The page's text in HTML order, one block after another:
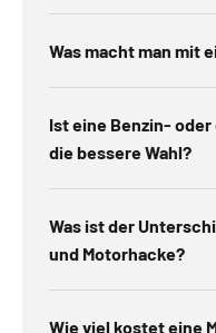
Was macht man mit
Ist eine Benzin-
die bessere Wahl?
Was ist der
und Motorhacke?
Wie viel kostet eine